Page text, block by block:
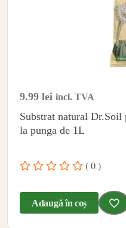
9.99 lei incl. TVA
Substrat natural Dr.Soil
la punga de 1L
( 0 )
Adaugă în coș